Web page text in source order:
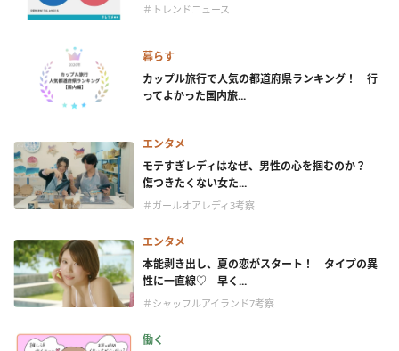
＃トレンドニュース
暮らす
カップル旅行で人気の都道府県ランキング！ 行
ってよかった国内旅...
エンタメ
モテすぎレディはなぜ、男性の心を掴むのか？
傷つきたくない女た...
＃ガールオアレディ3考察
エンタメ
本能剥き出し、夏の恋がスタート！ タイプの異
性に一直線♡ 早く...
＃シャッフルアイランド7考察
働く